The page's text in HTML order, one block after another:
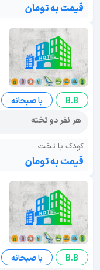
قیمت به تومان
B.B
با صبحانه
هر نفر دو تخته
کودک با تخت
قیمت به تومان
B.B
با صبحانه